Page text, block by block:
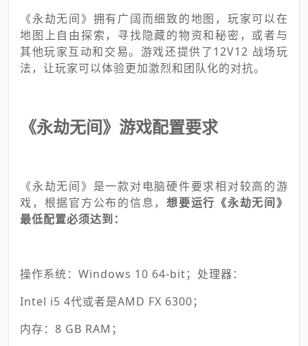
《永劫无间》拥有广阔而细致的地图，玩家可以在
地图上自由探索，寻找隐藏的物资和秘密，或者与
其他玩家互动和交易。游戏还提供了12V12 战场玩
法，让玩家可以体验更加激烈和团队化的对抗。
《永劫无间》游戏配置要求
《永劫无间》是一款对电脑硬件要求相对较高的游
戏，根据官方公布的信息，想要运行《永劫无间》
最低配置必须达到：
操作系统：Windows 10 64-bit；处理器：
Intel i5 4代或者是AMD FX 6300；
内存：8 GB RAM；